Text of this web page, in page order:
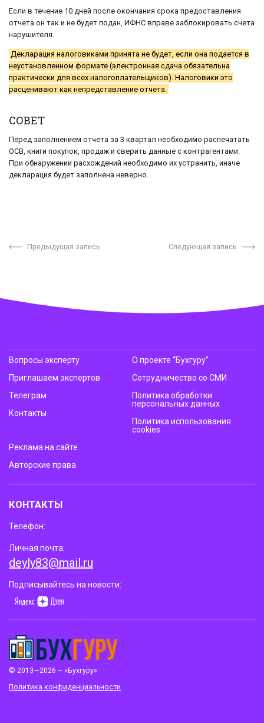
Если в течение 10 дней после окончания срока предоставления
отчета он так и не будет подан, ИФНС вправе заблокировать счета
нарушителя.
Декларация налоговиками принята не будет, если она подается в
неустановленном формате (электронная сдача обязательна
практически для всех налогоплательщиков). Налоговики это
расценивают как непредставление отчета.
СОВЕТ
Перед заполнением отчета за 3 квартал необходимо распечатать
ОСВ, книги покупок, продаж и сверить данные с контрагентами.
При обнаружении расхождений необходимо их устранить, иначе
декларация будет заполнена неверно.
Предыдущая запись Следующая запись
© 2013—2026 – «Бухгуру»
Политика конфиденциальности
Вопросы эксперту
Приглашаем экспертов
Телеграм
Контакты
О проекте “Бухгуру”
Сотрудничество со СМИ
Политика обработки
персональных данных
Политика использования
cookies
Реклама на сайте
Авторские права
КОНТАКТЫ
Телефон:
Личная почта:
deyly83@mail.ru
Подписывайтесь на новости: